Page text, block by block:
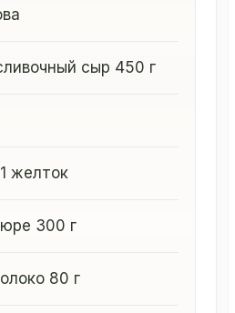
сыр 450 г
желток
300 г
80 г